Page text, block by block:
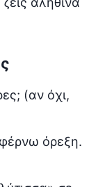
(αν όχι,
όρεξη.